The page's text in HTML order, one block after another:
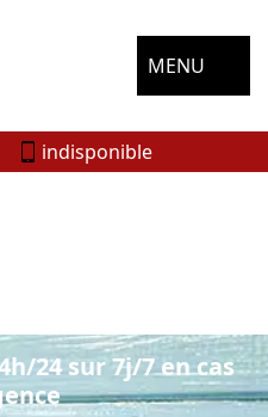
MENU
indisponible
24 sur 7j/7 en cas